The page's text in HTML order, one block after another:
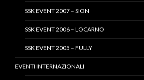
SSK EVENT 2007 – SION
SSK EVENT 2006 – LOCARNO
SSK EVENT 2005 – FULLY
EVENTI INTERNAZIONALI